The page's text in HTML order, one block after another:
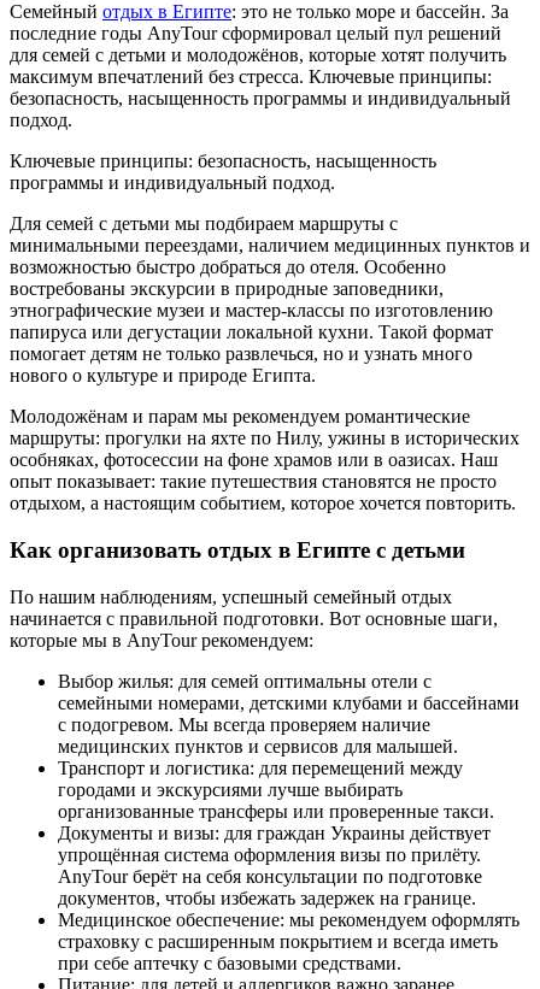
Семейный отдых в Египте: это не только море и бассейн. За
последние годы AnyTour сформировал целый пул решений
для семей с детьми и молодожёнов, которые хотят получить
максимум впечатлений без стресса. Ключевые принципы:
безопасность, насыщенность программы и индивидуальный
подход.
Ключевые принципы: безопасность, насыщенность
программы и индивидуальный подход.
Для семей с детьми мы подбираем маршруты с
минимальными переездами, наличием медицинных пунктов и
возможностью быстро добраться до отеля. Особенно
востребованы экскурсии в природные заповедники,
этнографические музеи и мастер-классы по изготовлению
папируса или дегустации локальной кухни. Такой формат
помогает детям не только развлечься, но и узнать много
нового о культуре и природе Египта.
Молодожёнам и парам мы рекомендуем романтические
маршруты: прогулки на яхте по Нилу, ужины в исторических
особняках, фотосессии на фоне храмов или в оазисах. Наш
опыт показывает: такие путешествия становятся не просто
отдыхом, а настоящим событием, которое хочется повторить.
Как организовать отдых в Египте с детьми
По нашим наблюдениям, успешный семейный отдых
начинается с правильной подготовки. Вот основные шаги,
которые мы в AnyTour рекомендуем:
Выбор жилья: для семей оптимальны отели с
семейными номерами, детскими клубами и бассейнами
с подогревом. Мы всегда проверяем наличие
медицинских пунктов и сервисов для малышей.
Транспорт и логистика: для перемещений между
городами и экскурсиями лучше выбирать
организованные трансферы или проверенные такси.
Документы и визы: для граждан Украины действует
упрощённая система оформления визы по прилёту.
AnyTour берёт на себя консультации по подготовке
документов, чтобы избежать задержек на границе.
Медицинское обеспечение: мы рекомендуем оформлять
страховку с расширенным покрытием и всегда иметь
при себе аптечку с базовыми средствами.
Питание: для детей и аллергиков важно заранее